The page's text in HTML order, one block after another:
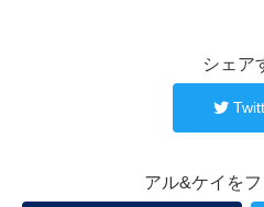
シェア
アル&ケイを